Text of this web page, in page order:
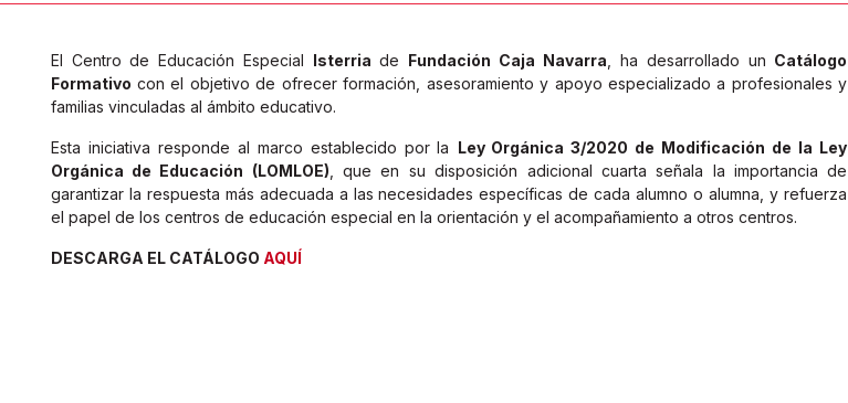
El Centro de Educación Especial Isterriade Fundación Caja Navarra , ha desarrollado un Catálogo
Formativo con el objetivo de ofrecer formación, asesoramiento y apoyo especializado a profesionales y
familias vinculadas al ámbito educativo.
Esta iniciativa responde al marco establecido por la Ley Orgánica 3/2020 de Modificación de la Ley
Orgánica de Educación (LOMLOE) , que en su disposición adicional cuarta señala la importancia de
garantizar la respuesta más adecuada a las necesidades específicas de cada alumno o alumna, y refuerza
el papel de los centros de educación especial en la orientación y el acompañamiento a otros centros.
DESCARGA EL CATÁLOGO AQUÍ